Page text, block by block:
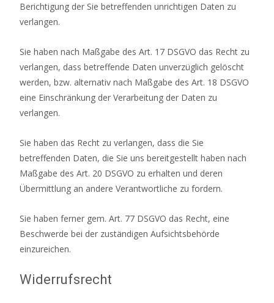
Berichtigung der Sie betreffenden unrichtigen Daten zu
verlangen.
Sie haben nach Maßgabe des Art. 17 DSGVO das Recht zu
verlangen, dass betreffende Daten unverzüglich gelöscht
werden, bzw. alternativ nach Maßgabe des Art. 18 DSGVO
eine Einschränkung der Verarbeitung der Daten zu
verlangen.
Sie haben das Recht zu verlangen, dass die Sie
betreffenden Daten, die Sie uns bereitgestellt haben nach
Maßgabe des Art. 20 DSGVO zu erhalten und deren
Übermittlung an andere Verantwortliche zu fordern.
Sie haben ferner gem. Art. 77 DSGVO das Recht, eine
Beschwerde bei der zuständigen Aufsichtsbehörde
einzureichen.
Widerrufsrecht